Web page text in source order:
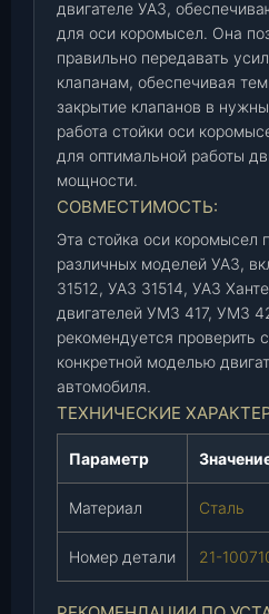
м
ы
с
е
л
(
2
1
0
0
7
1
0
5
двигателе УАЗ,
для оси коромысел. Она
правильно передавать
клапанам, обеспечивая
закрытие клапанов в
работа стойки оси
для оптимальной работы
мощности.
СОВМЕСТИМОСТЬ:
Эта стойка оси коромысел
различных моделей УАЗ,
31512, УАЗ 31514, УАЗ
двигателей УМЗ 417, УМЗ
рекомендуется проверить
конкретной моделью
автомобиля.
ТЕХНИЧЕСКИЕ
Параметр
Материал Сталь
Номер детали 21-